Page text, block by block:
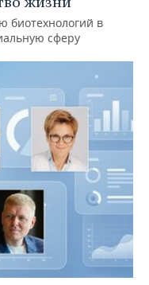
биотехнологий в
сферу